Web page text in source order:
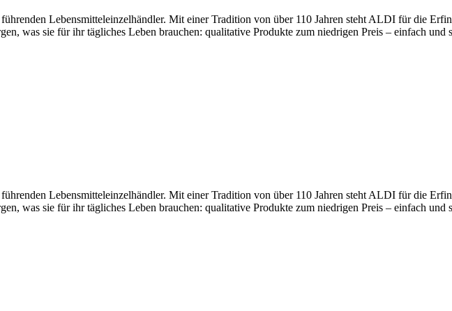
Lebensmitteleinzelhändler. Mit einer Tradition von über 110 Jahren steht ALDI für die
was sie für ihr tägliches Leben brauchen: qualitative Produkte zum niedrigen Preis – einfach und
Lebensmitteleinzelhändler. Mit einer Tradition von über 110 Jahren steht ALDI für die
was sie für ihr tägliches Leben brauchen: qualitative Produkte zum niedrigen Preis – einfach und